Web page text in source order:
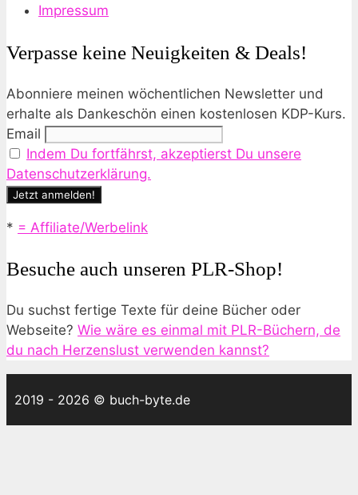
Impressum
Verpasse keine Neuigkeiten & Deals!
Abonniere meinen wöchentlichen Newsletter und
erhalte als Dankeschön einen kostenlosen KDP-Kurs.
Email
Indem Du fortfährst, akzeptierst Du unsere
Datenschutzerklärung.
* = Affiliate/Werbelink
Besuche auch unseren PLR-Shop!
Du suchst fertige Texte für deine Bücher oder
Webseite? Wie wäre es einmal mit PLR-Büchern, de
du nach Herzenslust verwenden kannst?
2019 - 2026 © buch-byte.de